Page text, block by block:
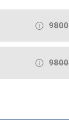
9800
9800